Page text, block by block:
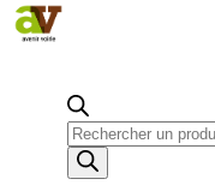
Recherche
de
produits